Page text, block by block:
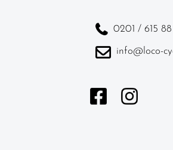
0201 / 615
info@loco-